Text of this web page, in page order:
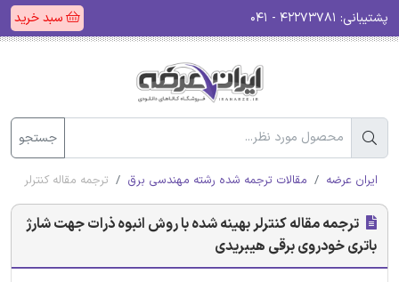
پشتیبانی: سبد خرید
جستجو
ایران عرضه مقالات ترجمه شده رشته مهندسی برق ترجمه مقاله کنترلر
ترجمه مقاله کنترلر بهینه شده با روش انبوه ذرات جهت شارژ
باتری خودروی برقی هیبریدی